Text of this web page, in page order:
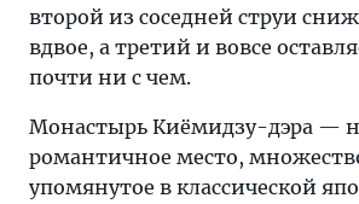
второй из соседней струи
вдвое, а третий и вовсе
почти ни с чем.
Монастырь Киёмидзу-дэра —
романтичное место,
упомянутое в классической